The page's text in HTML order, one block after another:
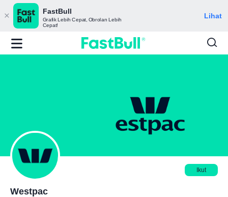
FastBull
Grafik Lebih Cepat, Obrolan Lebih
Cepat!
Lihat
Ikut
Westpac